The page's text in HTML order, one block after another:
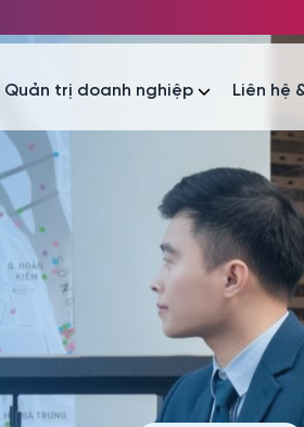
Quản trị doanh nghiệp Liên hệ
Tài liệu